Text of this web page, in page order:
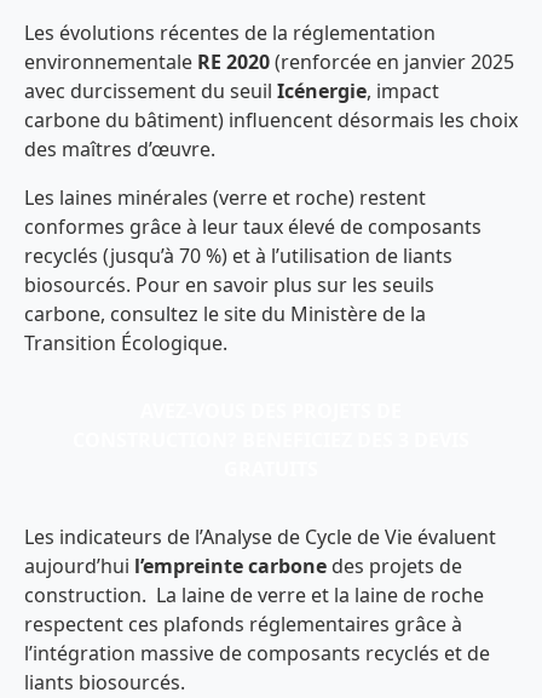
Les évolutions récentes de la réglementation
environnementale RE 2020(renforcée en janvier 2025
avec durcissement du seuil Icénergie, impact
carbone du bâtiment) influencent désormais les choix
des maîtres d’œuvre.
Les laines minérales (verre et roche) restent
conformes grâce à leur taux élevé de composants
recyclés (jusqu’à 70 %) et à l’utilisation de liants
biosourcés. Pour en savoir plus sur les seuils
carbone, consultez le site du Ministère de la
Transition Écologique.
Les indicateurs de l’Analyse de Cycle de Vie évaluent
aujourd’hui l’empreinte carbone des projets de
construction. La laine de verre et la laine de roche
respectent ces plafonds réglementaires grâce à
l’intégration massive de composants recyclés et de
liants biosourcés.